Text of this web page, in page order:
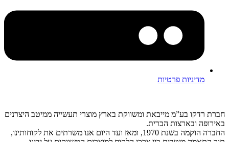
מדיניות פרטיות
חברת רדקו בע”מ מייבאת ומשווקת בארץ מוצרי תעשייה ממיטב היצרנים
באירופה ובארצות הברית.
החברה הוקמה בשנת 1970, ומאז ועד היום אנו משרתים את לקוחותינו,